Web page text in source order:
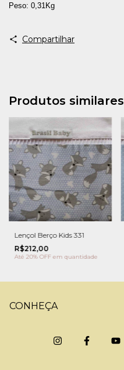
Peso: 0,31Kg
Compartilhar
Produtos similares
Lençol Berço Kids 331
R$212,00
Até 20% OFF em quantidade
CONHEÇA